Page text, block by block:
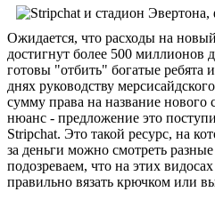
Ожидается, что расходы на
достигнут более 500 миллионов
готовы "отбить" богатые
днях руководству
сумму права на название нового
нюанс - предложение это
Stripchat. Это такой ресурс, на
за деньги можно смотреть
подозреваем, что на этих
правильно вязать крючком или